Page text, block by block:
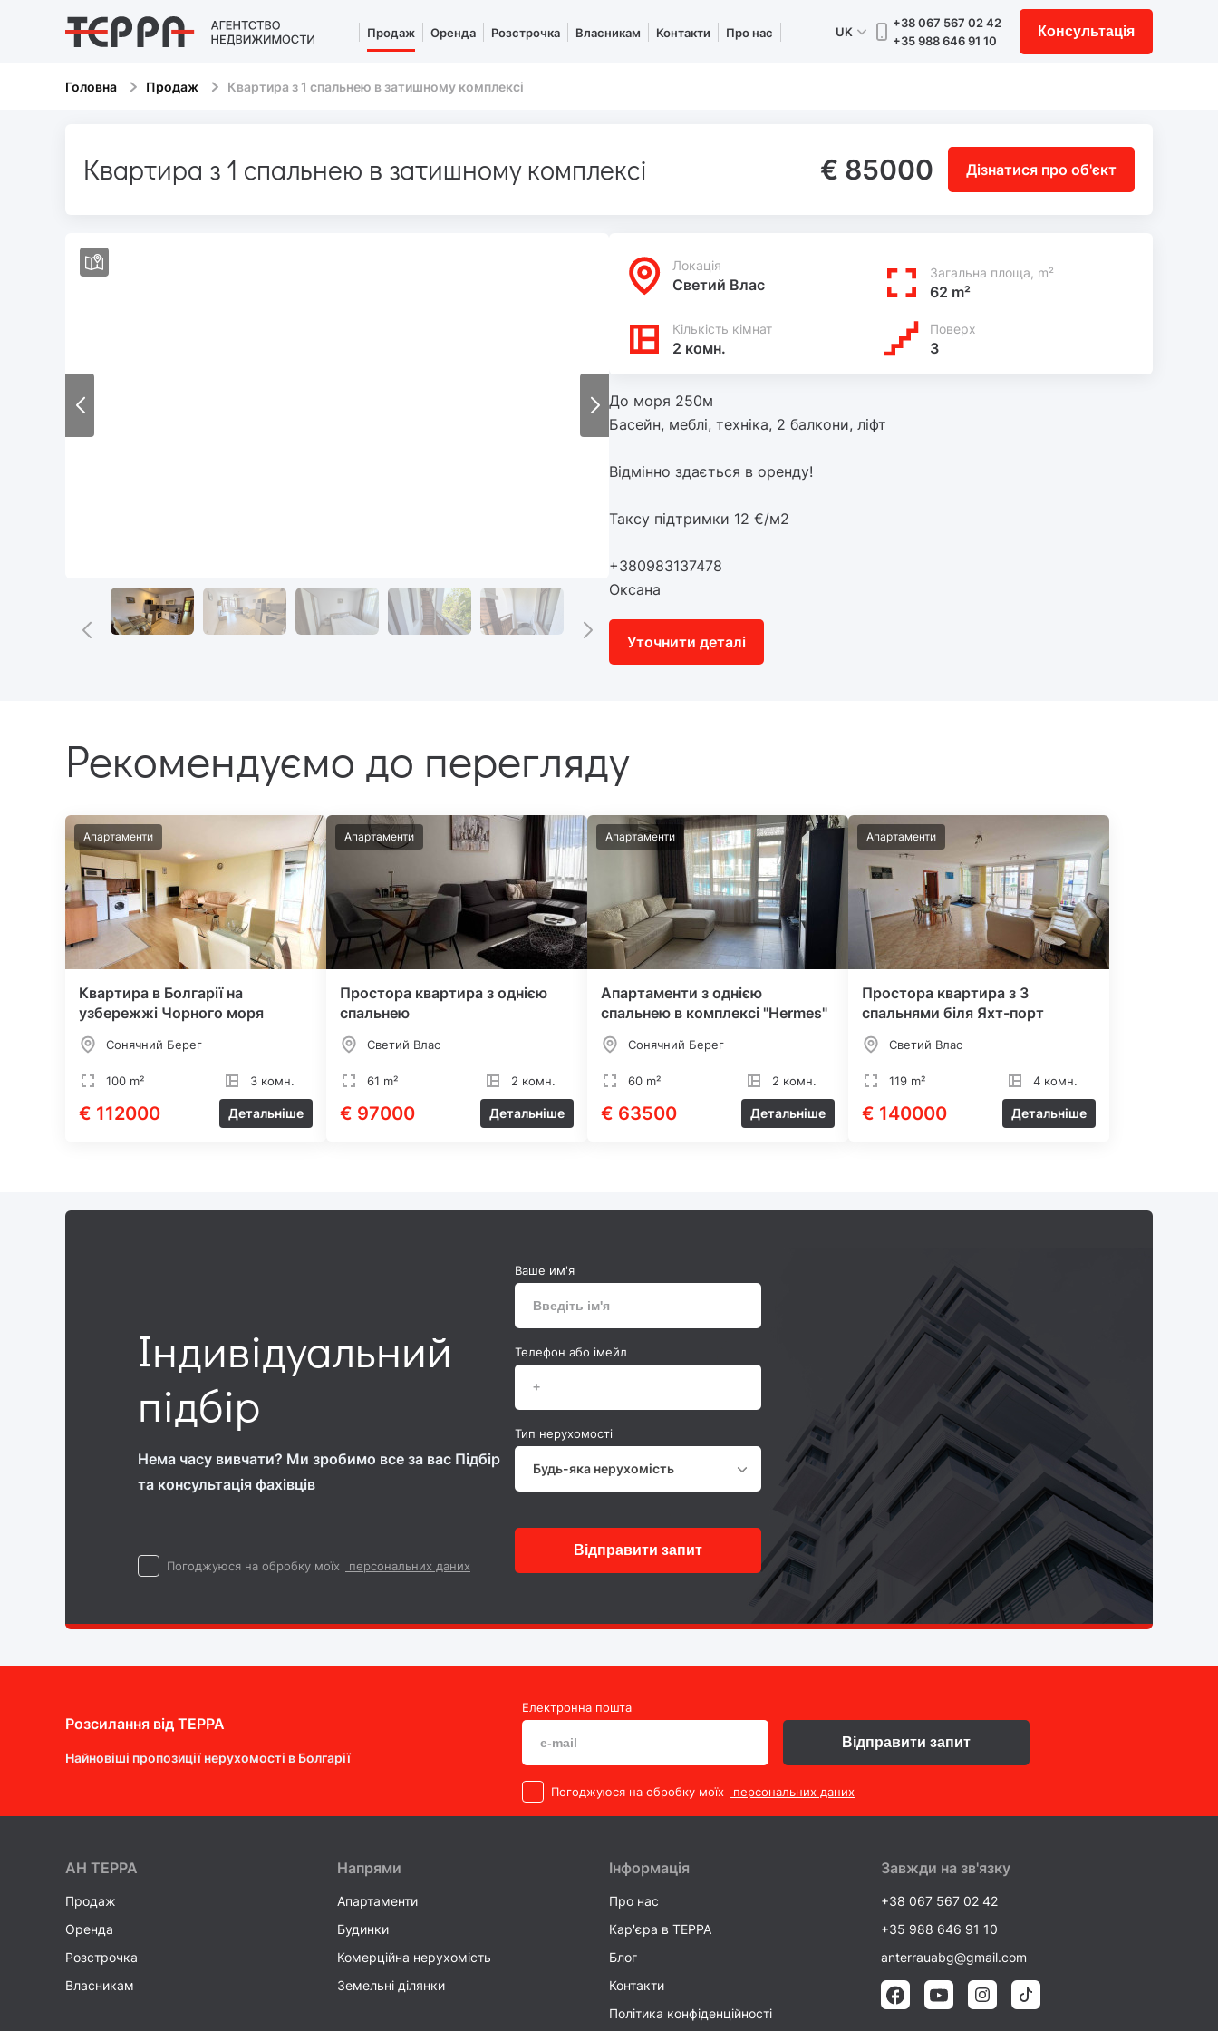
Продаж Оренда Розстрочка Власникам Контакти Про нас UK
+38 067 567 02 42
+35 988 646 91 10
Консультація
Головна Продаж Квартира з 1 спальнею в затишному комплексі
Квартира з 1 спальнею в затишному комплексі € 85000 Дізнатися про об'єкт
Локацiя
Светий Влас
Загальна площа, m²
62 m²
Кількість кімнат
2 комн.
Поверх
3
До моря 250м
Басейн, меблі, техніка, 2 балкони, ліфт
Відмінно здається в оренду!
Таксу підтримки 12 €/м2
+380983137478
Оксана
Уточнити деталі
Рекомендуємо до перегляду
Апартаменти
Квартира в Болгарії на
узбережжі Чорного моря
Сонячний Берег
100 m² 3 комн.
€ 112000 Детальніше
Апартаменти
Простора квартира з однією
спальнею
Светий Влас
61 m² 2 комн.
€ 97000 Детальніше
Апартаменти
Апартаменти з однією
спальнею в комплексі "Hermes"
Сонячний Берег
60 m² 2 комн.
€ 63500 Детальніше
Апартаменти
Простора квартира з 3
спальнями біля Яхт-порт
Светий Влас
119 m² 4 комн.
€ 140000 Детальніше
Індивідуальний
підбір
Нема часу вивчати? Ми зробимо все за вас Підбір
та консультація фахівців
Ваше им'я
Телефон або імейл
Тип нерухомості
Будь-яка нерухомість
Відправити запит
Погоджуюся на обробку моїх персональних даних
Розсилання від ТEPPA
Найновіші пропозиції нерухомості в Болгарії
Електронна пошта
Погоджуюся на обробку моїх персональних даних
Відправити запит
AH ТEPPA
Продаж
Оренда
Розстрочка
Власникам
Напрями
Апартаменти
Будинки
Комерційна нерухомість
Земельні ділянки
Інформація
Про нас
Кар'єра в TEPPA
Блог
Контакти
Політика конфіденційності
Завжди на зв'язку
+38 067 567 02 42
+35 988 646 91 10
anterrauabg@gmail.com